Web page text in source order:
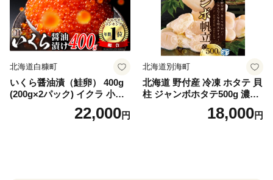
納税 ふるさとチョイス チョ
イス 北海道 白糠町
北海道白糠町
いくら醤油漬（鮭卵） 400g
(200g×2パック) イクラ 小分
け いくら醤油漬 鮭いくら い
くら醤油漬け 鮭 鮭卵 ikura
22,000円
北海道別海町
北海道 野付産 冷凍 ホタテ 貝
柱 ジャンボホタテ500g 濃厚
な旨味と甘み （ほたて ホタ
テ 帆立 貝柱 ホタテ貝柱 大玉
18,000円